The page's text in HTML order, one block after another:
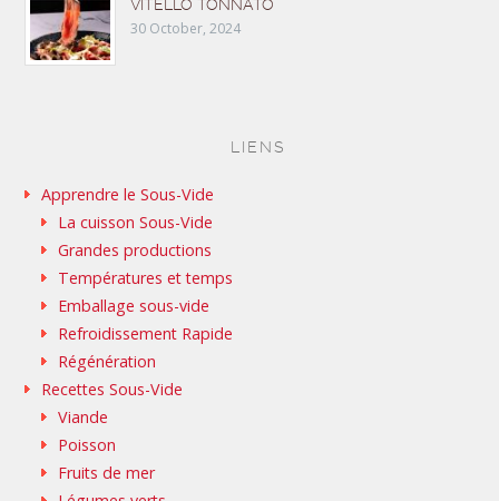
VITELLO TONNATO
30 October, 2024
LIENS
Apprendre le Sous-Vide
La cuisson Sous-Vide
Grandes productions
Températures et temps
Emballage sous-vide
Refroidissement Rapide
Régénération
Recettes Sous-Vide
Viande
Poisson
Fruits de mer